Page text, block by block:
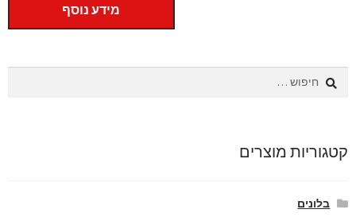
מידע נוסף
חיפוש:
קטגוריות מוצרים
בלונים